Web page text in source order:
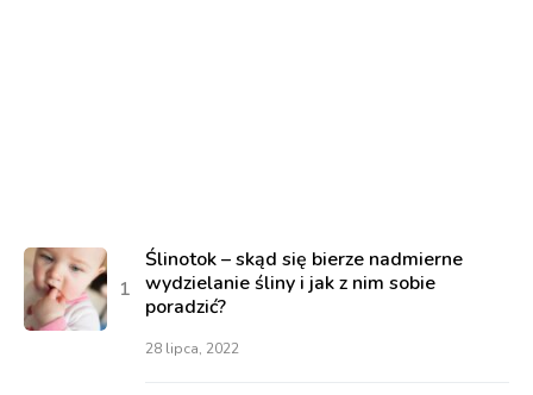
Ślinotok – skąd się bierze nadmierne
wydzielanie śliny i jak z nim sobie
poradzić?
28 lipca, 2022